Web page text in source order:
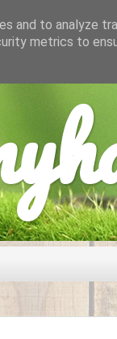
and to analyze
metrics to